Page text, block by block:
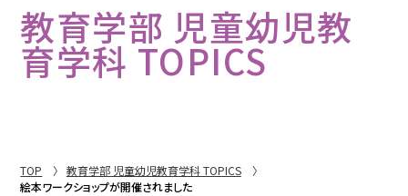
教育学部 児童幼児教
育学科 TOPICS
TOP
教育学部 児童幼児教育学科 TOPICS
絵本ワークショップが開催されました